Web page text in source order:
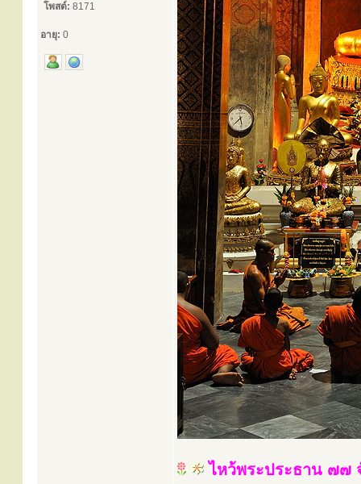
โพสต์: 8171
อายุ: 0
ไหว้พระประธาน ๗๗